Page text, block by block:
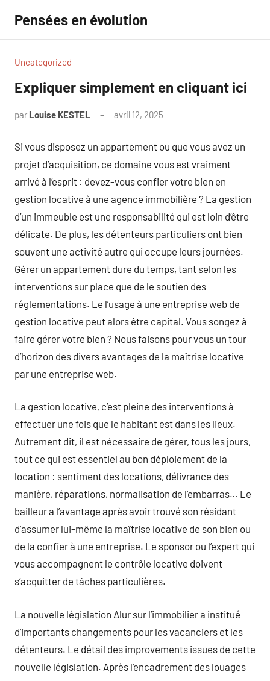
contenu
Pensées en évolution
Uncategorized
Expliquer simplement en cliquant ici
par Louise KESTEL avril 12, 2025
Si vous disposez un appartement ou que vous avez un
projet d’acquisition, ce domaine vous est vraiment
arrivé à l’esprit : devez-vous confier votre bien en
gestion locative à une agence immobilière ? La gestion
d’un immeuble est une responsabilité qui est loin d’être
délicate. De plus, les détenteurs particuliers ont bien
souvent une activité autre qui occupe leurs journées.
Gérer un appartement dure du temps, tant selon les
interventions sur place que de le soutien des
réglementations. Le l’usage à une entreprise web de
gestion locative peut alors être capital. Vous songez à
faire gérer votre bien ? Nous faisons pour vous un tour
d’horizon des divers avantages de la maîtrise locative
par une entreprise web.
La gestion locative, c’est pleine des interventions à
effectuer une fois que le habitant est dans les lieux.
Autrement dit, il est nécessaire de gérer, tous les jours,
tout ce qui est essentiel au bon déploiement de la
location : sentiment des locations, délivrance des
manière, réparations, normalisation de l’embarras… Le
bailleur a l’avantage après avoir trouvé son résidant
d’assumer lui-même la maîtrise locative de son bien ou
de la confier à une entreprise. Le sponsor ou l’expert qui
vous accompagnent le contrôle locative doivent
s’acquitter de tâches particulières.
La nouvelle législation Alur sur l’immobilier a institué
d’importants changements pour les vacanciers et les
détenteurs. Le détail des improvements issues de cette
nouvelle législation. Après l’encadrement des louages